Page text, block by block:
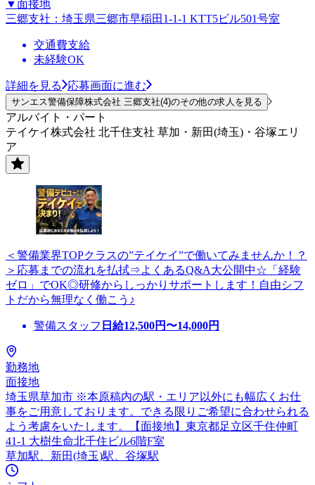
▼面接地
三郷支社：埼玉県三郷市早稲田1-1-1 KTT5ビル501号室
交通費支給
未経験OK
詳細を見る 応募画面に進む
サンエス警備保障株式会社 三郷支社(4)のその他の求人を見る
アルバイト・パート
テイケイ株式会社 北千住支社 草加・新田(埼玉)・谷塚エリ
ア
＜警備業界TOPクラスの”テイケイ”で働いてみませんか！？
＞応募までの流れを払拭⇒よくあるQ&A大公開中☆「経験
ゼロ」でOK◎研修からしっかりサポートします！自由シフ
トだから無理なく働こう♪
警備スタッフ 日給12,500円〜14,000円
勤務地
面接地
埼玉県草加市 ※本原稿内の駅・エリア以外にも幅広くお仕
事をご用意しております。できる限りご希望に合わせられる
よう考慮をいたします。【面接地】東京都足立区千住仲町
41-1 大樹生命北千住ビル6階F室
草加駅、新田(埼玉)駅、谷塚駅